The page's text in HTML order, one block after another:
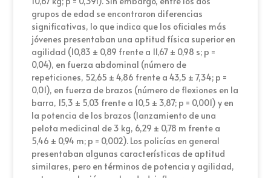
grupos de edad se encontraron diferencias
significativas, lo que indica que los oficiales más
jóvenes presentaban una aptitud física superior en
agilidad (10,83 ± 0,89 frente a 11,67 ± 0,98 s; p =
0,04), en fuerza abdominal (número de
repeticiones, 52,65 ± 4,86 frente a 43,5 ± 7,34; p =
0,01), en fuerza de brazos (número de flexiones en la
barra, 15,3 ± 5,03 frente a 10,5 ± 3,87; p = 0,001) y en
la potencia de los brazos (lanzamiento de una
pelota medicinal de 3 kg, 6,29 ± 0,78 m frente a
5,46 ± 0,94 m; p = 0,002). Los policías en general
presentaban algunas características de aptitud
similares, pero en términos de potencia y agilidad,